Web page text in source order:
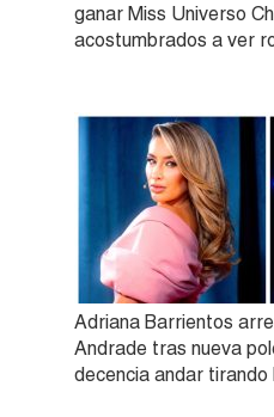
ganar Miss Universo
acostumbrados a ver
Adriana Barrientos
Andrade tras nueva
decencia andar tirando